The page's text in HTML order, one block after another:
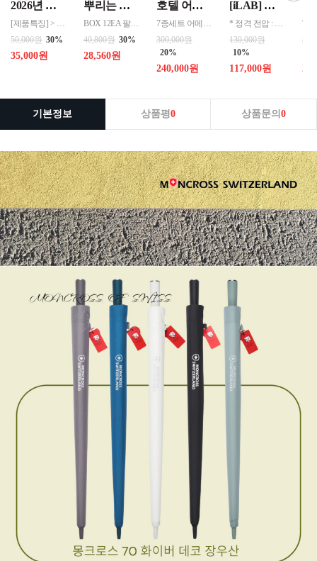
2026년 설명절 선물세트 [정관장] 홍삼기보데일리스틱 10ml*10포
[제품특징] > 120여 년 노하우로 재배된 6년근 홍과 제조기술로 추출 > 100% 계약재배를 통한 6년근 인삼 > 430여 가지의까다로운 품질 검사 > 액상형 농축액으로 음용이 쉬움 [제품성분] > 덱스트린, 정제수, 홍삼농축액(6년근, 고형분 64%, 홍삼성분 70mg/g 이상, 국산) 6.5%, 녹용추출액(뉴질랜드산), 식물혼합농축액(작약
50,000원 30%
35,000원
뿌리는 락스세제(욕실용) 1,000ml 12개 한박스단위 판매
BOX 12EA 팔레트 0.0123 원산지 한국 BARCODE 8809367760815
40,800원 30%
28,560원
호텔 어메니티 여행용 세면도구 50세트 대박스로만 판매 친환경 트레블세트 해외여행준비물 여행세트 일회용세면도구 어메니티세트
7종세트 어메니티 단체
300,000원
20%
240,000원
[iLAB] 아이랩 윈드 블라스터 에어건 iLAB-WBT 140,000RPM > 새틴블랙 > 크림화이트 선택 1
* 정격 전압 : 5V 2A * 소비 전력 : 30W * 최대 출력 : 200W(max) * 배터리 용량 : 4,000mAh x 2 (병렬) * 사용 시간 : 최저속도 약 120분 / 최고속도 약 12분 * 완충 시간 : 약 3시간 * 풍속 : 최대 22m/s, 최소 6m/s * 모터 스피드 : 140,000 RPM * 흡입력 : 8000 Pa * 규격 :
130,000원
10%
117,000원
기본정보 상품평0 상품문의0